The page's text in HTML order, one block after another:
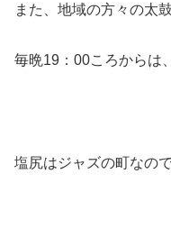
また、地域の方々の太
毎晩19：00ころからは、
塩尻はジャズの町なの